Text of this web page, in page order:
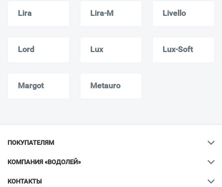
Lira Lira-M Livello
Lord Lux Lux-Soft
Margot Metauro
ПОКУПАТЕЛЯМ
КОМПАНИЯ «ВОДОЛЕЙ»
КОНТАКТЫ